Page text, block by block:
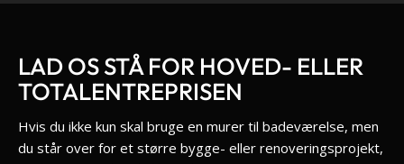
LAD OS STÅ FOR HOVED- ELLER
TOTALENTREPRISEN
Hvis du ikke kun skal bruge en murer til badeværelse, men
du står over for et større bygge- eller renoveringsprojekt,